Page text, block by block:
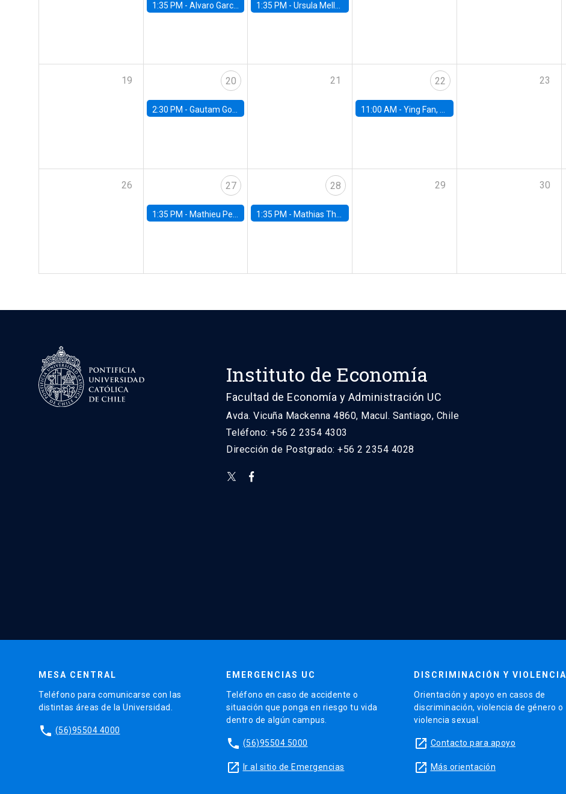
1:35 PM - Alvaro Garcia-Marin, Universidad de Los Andes 1:35 PM -Ursula Mello, Insper - Institute of Education and Research
19 20
2:30 PM - Gautam Gowrisankaran, Columbia University
21 22
11:00 AM -Ying Fan, University of Michigan
23
26 27
1:35 PM - Mathieu Pedemonte, IDB
28
1:35 PM - Mathias Thoenig, University of Lausanne
29 30
Instituto de Economía
Facultad de Economía y Administración UC
Avda. Vicuña Mackenna 4860, Macul. Santiago, Chile
Teléfono: +56 2 2354 4303
Dirección de Postgrado: +56 2 2354 4028
MESA CENTRAL
Teléfono para comunicarse con las
distintas áreas de la Universidad.
phone (56)95504 4000
EMERGENCIAS UC
Teléfono en caso de accidente o
situación que ponga en riesgo tu vida
dentro de algún campus.
phone (56)95504 5000
launch Ir al sitio de Emergencias
DISCRIMINACIÓN Y VIOLENCIA
Orientación y apoyo en casos de
discriminación, violencia de género o
violencia sexual.
launch Contacto para apoyo
launch Más orientación